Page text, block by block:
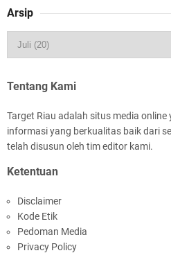
HUT IBI Ke-75, Bupati
2045
Meranti Ditepungtawari,
Green Policing Menguat
Arsip
Tentang Kami
Target Riau adalah situs media
informasi yang berkualitas baik dari
telah disusun oleh tim editor kami.
Ketentuan
Disclaimer
Kode Etik
Pedoman Media
Privacy Policy